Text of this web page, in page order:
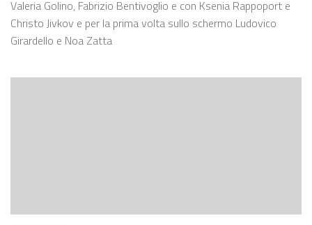
Valeria Golino, Fabrizio Bentivoglio e con Ksenia Rappoport e
Christo Jivkov e per la prima volta sullo schermo Ludovico
Girardello e Noa Zatta